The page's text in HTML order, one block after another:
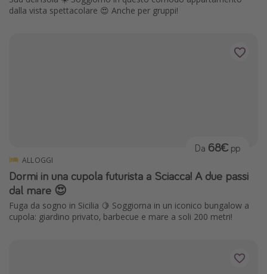
dalla vista spettacolare 😍 Anche per gruppi!
ALLOGGI
Dormi in una cupola futurista a Sciacca! A due passi
dal mare 😍
Fuga da sogno in Sicilia 🍋 Soggiorna in un iconico bungalow a
cupola: giardino privato, barbecue e mare a soli 200 metri!
Da 68€ pp